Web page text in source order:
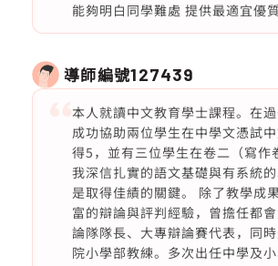
能夠明白同學難處 提供最適宜優
導師編號127439
本人就讀中文教育學士課程。在
成功協助兩位學生在中學文憑試
得5，並有三位學生在卷二（寫作
我深信扎實的語文基礎與有系統的
是取得佳績的關鍵。 除了教學成
富的辯論與評判經驗，曾擔任都
論隊隊長、大專辯論賽代表，同
院小學部教練。多次出任中學及